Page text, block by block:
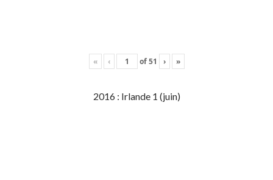
« ‹ of51 › »
2016 : Irlande 1 (juin)